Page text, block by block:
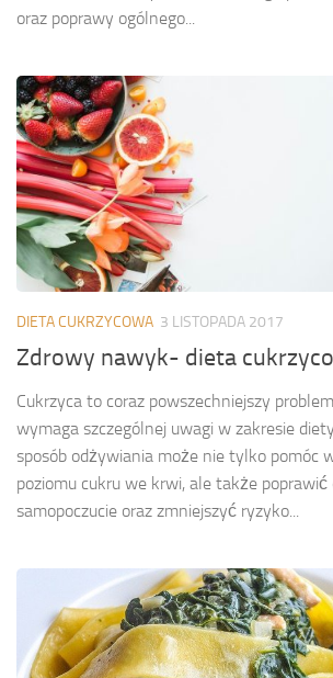
oraz poprawy ogólnego...
DIETA CUKRZYCOWA 3 LISTOPADA 2017
Zdrowy nawyk- dieta
Cukrzyca to coraz powszechniejszy
wymaga szczególnej uwagi w zakresie
sposób odżywiania może nie tylko pomóc
poziomu cukru we krwi, ale także poprawić
samopoczucie oraz zmniejszyć ryzyko...